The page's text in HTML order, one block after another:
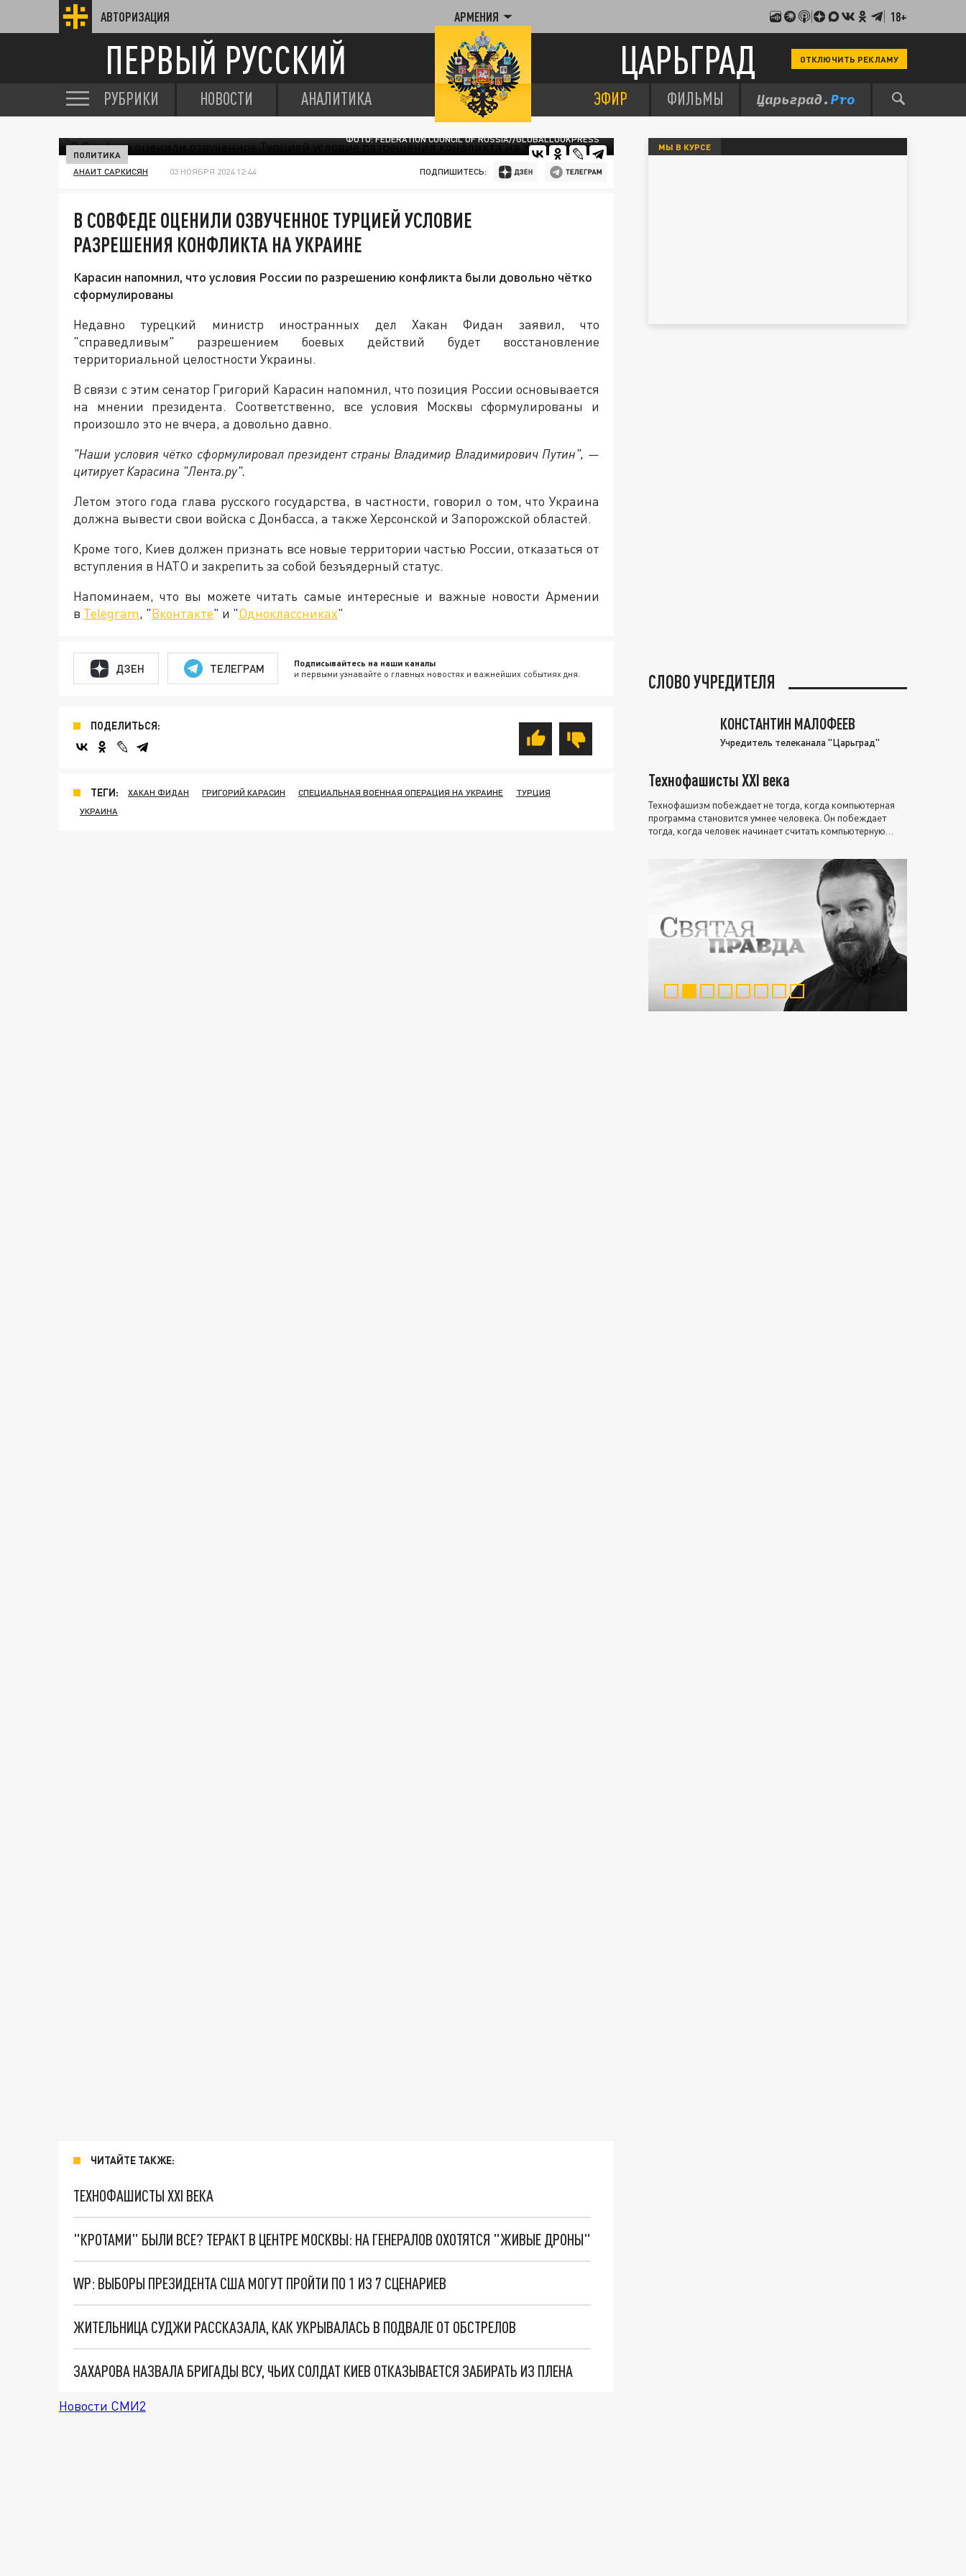
АВТОРИЗАЦИЯ АРМЕНИЯ 18+
ПЕРВЫЙ РУССКИЙ ЦАРЬГРАД ОТКЛЮЧИТЬ РЕКЛАМУ
РУБРИКИ НОВОСТИ АНАЛИТИКА ЭФИР ФИЛЬМЫ
ФОТО: FEDERATION COUNCIL OF RUSSIA//GLOBALLOOKPRESS
ПОЛИТИКА
АНАИТ САРКИСЯН 03 НОЯБРЯ 2024 12:44 ПОДПИШИТЕСЬ:
В СОВФЕДЕ ОЦЕНИЛИ ОЗВУЧЕННОЕ ТУРЦИЕЙ УСЛОВИЕ
РАЗРЕШЕНИЯ КОНФЛИКТА НА УКРАИНЕ
Карасин напомнил, что условия России по разрешению конфликта были довольно чётко
сформулированы
Недавно турецкий министр иностранных дел Хакан Фидан заявил, что
"справедливым" разрешением боевых действий будет восстановление
территориальной целостности Украины.
В связи с этим сенатор Григорий Карасин напомнил, что позиция России основывается
на мнении президента. Соответственно, все условия Москвы сформулированы и
произошло это не вчера, а довольно давно.
"Наши условия чётко сформулировал президент страны Владимир Владимирович Путин", —
цитирует Карасина "Лента.ру".
Летом этого года глава русского государства, в частности, говорил о том, что Украина
должна вывести свои войска с Донбасса, а также Херсонской и Запорожской областей.
Кроме того, Киев должен признать все новые территории частью России, отказаться от
вступления в НАТО и закрепить за собой безъядерный статус.
Напоминаем, что вы можете читать самые интересные и важные новости Армении
в Telegram, "Вконтакте" и "Одноклассниках"
ДЗЕН ТЕЛЕГРАМ Подписывайтесь на наши каналы
и первыми узнавайте о главных новостях и важнейших событиях дня.
ПОДЕЛИТЬСЯ:
ТЕГИ: ХАКАН ФИДАН ГРИГОРИЙ КАРАСИН СПЕЦИАЛЬНАЯ ВОЕННАЯ ОПЕРАЦИЯ НА УКРАИНЕ
ТУРЦИЯ
УКРАИНА
ЧИТАЙТЕ ТАКЖЕ:
ТЕХНОФАШИСТЫ XXI ВЕКА
"КРОТАМИ" БЫЛИ ВСЕ? ТЕРАКТ В ЦЕНТРЕ МОСКВЫ: НА ГЕНЕРАЛОВ ОХОТЯТСЯ "ЖИВЫЕ ДРОНЫ"
WP: ВЫБОРЫ ПРЕЗИДЕНТА США МОГУТ ПРОЙТИ ПО 1 ИЗ 7 СЦЕНАРИЕВ
ЖИТЕЛЬНИЦА СУДЖИ РАССКАЗАЛА, КАК УКРЫВАЛАСЬ В ПОДВАЛЕ ОТ ОБСТРЕЛОВ
ЗАХАРОВА НАЗВАЛА БРИГАДЫ ВСУ, ЧЬИХ СОЛДАТ КИЕВ ОТКАЗЫВАЕТСЯ ЗАБИРАТЬ ИЗ ПЛЕНА
Новости СМИ2
МЫ В КУРСЕ
СЛОВО УЧРЕДИТЕЛЯ
КОНСТАНТИН МАЛОФЕЕВ
Учредитель телеканала "Царьград"
Технофашисты XXI века
Технофашизм побеждает не тогда, когда компьютерная
программа становится умнее человека. Он побеждает
тогда, когда человек начинает считать компьютерную